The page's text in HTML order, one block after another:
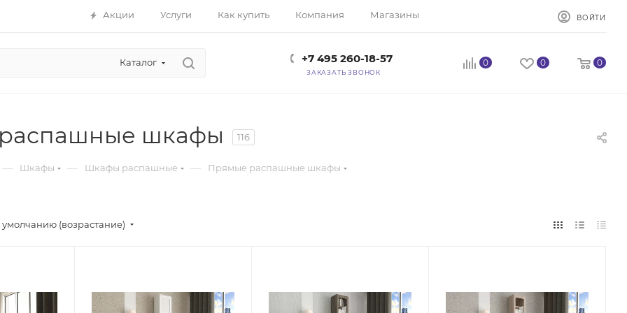
Акции Услуги Как купить Компания Магазины ВОЙТИ
Каталог +7 495 260-18-57
ЗАКАЗАТЬ ЗВОНОК
0 0 0
шкафы 116
— Шкафы — Шкафы распашные — Прямые распашные шкафы
(возрастание)
Русский,
Русский,